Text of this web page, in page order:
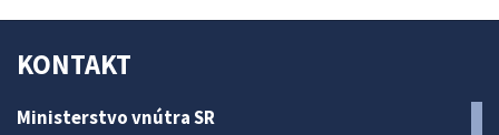
KONTAKT
Ministerstvo vnútra SR